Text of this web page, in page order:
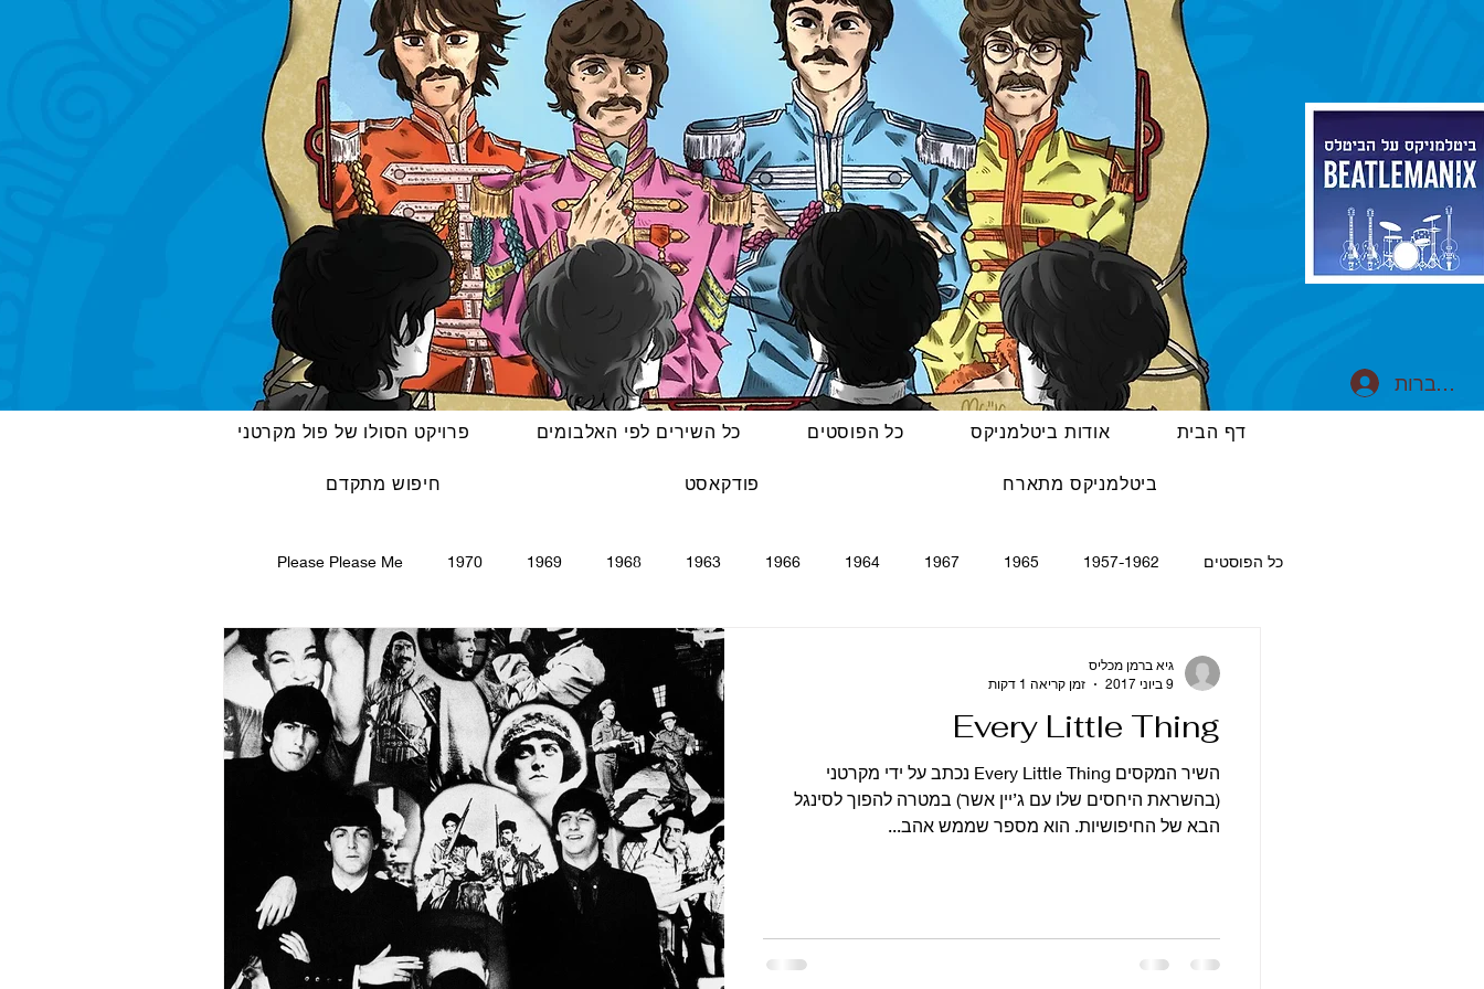
דף הבית אודות ביטלמניקס כל הפוסטים כל השירים לפי האלבומים פרויקט הסולו של פול מקרטני
ביטלמניקס מתארח פודקאסט חיפוש מתקדם
כל הפוסטים 1957-1962
1965
1967
1964
1966
1963
1968
1969
1970
Please Please Me
Help!
Rubber Soul
Revolver
Sgt. Pepper's Lonely Hearts Club Ba
The Beatles - White Album
Yellow Submarine
Abbey Road
Let It Be
Anthology סינגלים קאברים סרטים טלוויזיה רדיו
Every Little Thing
השיר המקסים Every Little Thing נכתב על ידי מקרטני
(בהשראת היחסים שלו עם ג’יין אשר) במטרה להפוך לסינגל
הבא של החיפושיות. הוא מספר שממש אהב...
גיא ברמן מכליס
9 ביוני 2017
זמן קריאה 1 דקות